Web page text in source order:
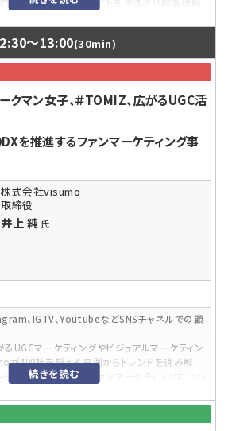
大島支社に所属。
発を専攻。在学中の自身でのSNS活動経験を
の支援等を担当。自身のSNSアカウントの総
責任者などを経て、2012年よりパナソニック
ツノートやビューティヘルスケア商品などのプ
CDPの⽴ち上げなどに従事し、現在は宣伝領域
ティングを推進中。
「オーブントースタービストロ」
卒。システムエンジニア・Webコンサルタン
に入社。マクロミルのベンチャー時代から、商
画などを手掛ける。2011年からヴァリューズに
業企画やマーケティング部門の統括、海外事業
〜13:00(30min)
クマン女子、＃TOMIZ、広がるUGC活
を推進するファンマーケティング事
株式会社visumo
取締役
井上 純 氏
、IGTV、YoutubeなどSNSチャネルでの顧
UGCマーケティングやビジュアルマーケティン
が400社を超える事例からトレンドを読み解
れるアンバサダー/ファンマーケティングについ
続きを読む